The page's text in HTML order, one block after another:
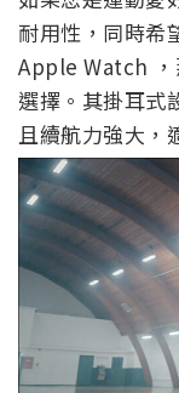
耐用性，同時希
Apple Watch
選擇。其掛耳式
且續航力強大，